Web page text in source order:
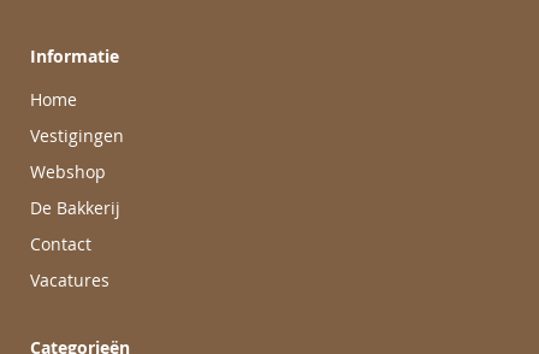
Informatie
Home
Vestigingen
Webshop
De Bakkerij
Contact
Vacatures
Categorieën